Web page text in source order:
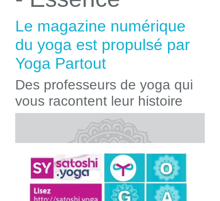
Le magazine numérique
du yoga est propulsé par
Yoga Partout
Des professeurs de yoga qui
vous racontent leur histoire